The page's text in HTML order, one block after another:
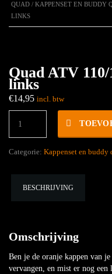
QUAD / KAPPENSET EN BUDDY
LINKS
Quad ATV
links
€14,95 incl. btw
ATV
110/125cc
zijkap
hoeveelheid
Categorie: Kappenset en buddy
BESCHRIJVING
Omschrijving
Ben je de oranje kappen van je
vervangen, en mist er nog